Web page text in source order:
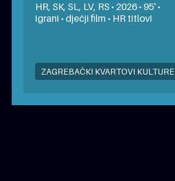
HR, SK, SL, LV, RS • 2026 • 95' •
igrani • dječji film • HR titlovi
ZAGREBAČKI KVARTOVI KULTURE
besplatno na otvorenom